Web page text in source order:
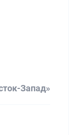
Запад»